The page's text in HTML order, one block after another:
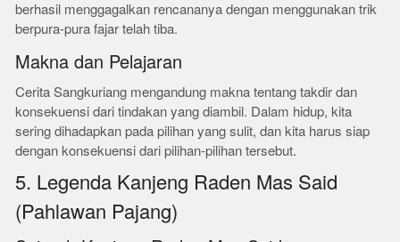
berhasil menggagalkan rencananya dengan menggunakan trik
berpura-pura fajar telah tiba.
Makna dan Pelajaran
Cerita Sangkuriang mengandung makna tentang takdir dan
konsekuensi dari tindakan yang diambil. Dalam hidup, kita
sering dihadapkan pada pilihan yang sulit, dan kita harus siap
dengan konsekuensi dari pilihan-pilihan tersebut.
5. Legenda Kanjeng Raden Mas Said
(Pahlawan Pajang)